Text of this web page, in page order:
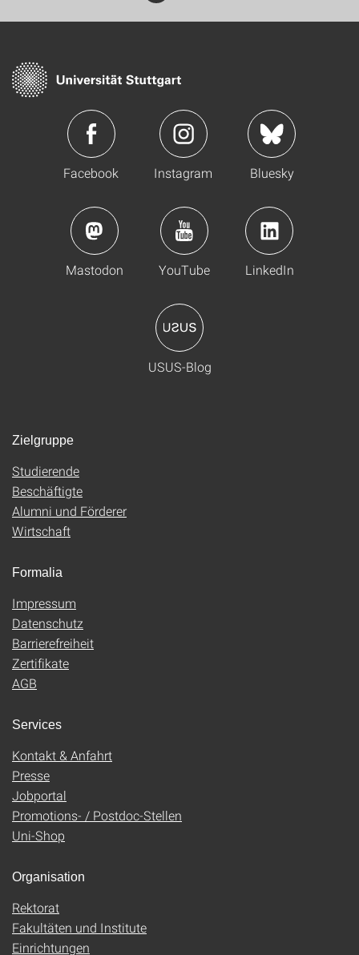
Facebook Instagram Bluesky
Mastodon YouTube LinkedIn
USUS-Blog
Zielgruppe
Studierende
Beschäftigte
Alumni und Förderer
Wirtschaft
Formalia
Impressum
Datenschutz
Barrierefreiheit
Zertifikate
AGB
Services
Kontakt & Anfahrt
Presse
Jobportal
Promotions- / Postdoc-Stellen
Uni-Shop
Organisation
Rektorat
Fakultäten und Institute
Einrichtungen